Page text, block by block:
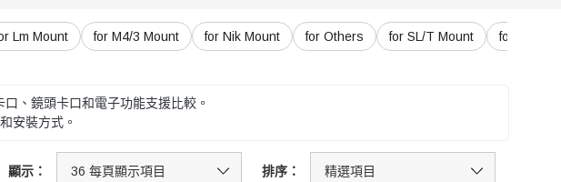
Lm Mount for M4/3 Mount for Nik Mount for Others for SL/T Mount for Z
、鏡頭卡口和電子功能支援比較。
安裝方式。
顯示： 排序：